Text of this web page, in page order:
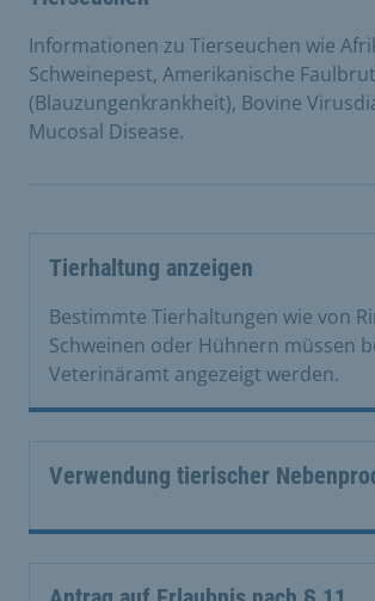
Informationen zu Tierseuchen wie
Schweinepest, Amerikanische
(Blauzungenkrankheit), Bovine
Mucosal Disease.
Tierhaltung anzeigen
Bestimmte Tierhaltungen wie von
Schweinen oder Hühnern müssen
Veterinäramt angezeigt werden.
Verwendung tierischer